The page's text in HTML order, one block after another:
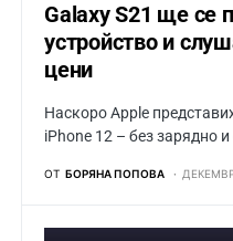
Galaxy S21 ще се
устройство и
цени
Наскоро Apple
iPhone 12 – без зарядно
ОТ БОРЯНА ПОПОВА